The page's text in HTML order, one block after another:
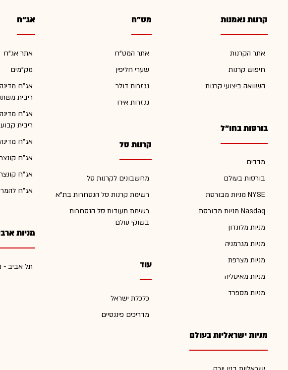
קרנות נאמנות
אתר הקרנות
חיפוש קרנות
השוואה ביצועי קרנות
בורסות בחו"ל
מדדים
בורסות בעולם
מניות מבורסת NYSE
מניות מבורסת Nasdaq
מניות מלונדון
מניות מגרמניה
מניות מצרפת
מניות מאיטליה
מניות מספרד
מניות ישראליות בעולם
מט"ח
אתר המט"ח
שערי חליפין
נגזרות דולר
נגזרות אירו
קרנות סל
מחשבונים לקרנות סל
רשימת קרנות סל הנסחרות בת"א
רשימת תעודות סל הנסחרות
בשוקי עולם
עוד
כלכלת ישראל
מדריכים פיננסיים
אג"ח
אתר אג"ח
מק"מים
אג"ח
ריבית
אג"ח
ריבית
אג"ח
אג"ח
אג"ח
אג"ח
מניות
תל אביב -